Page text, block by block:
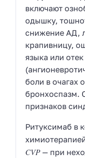
включают
одышку,
снижениеАД,
крапивницу,
языка или
боли в очагах
бронхоспазм.
признаков
Ритуксимаб в
CVP — при